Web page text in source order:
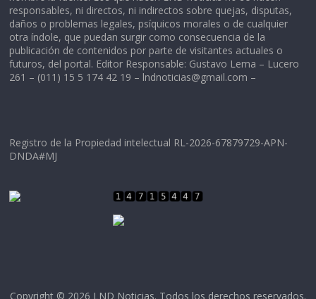
responsables, ni directos, ni indirectos sobre quejas, disputas,
daños o problemas legales, psíquicos morales o de cualquier
otra índole, que puedan surgir como consecuencia de la
publicación de contenidos por parte de visitantes actuales o
futuros, del portal. Editor Responsable: Gustavo Lema – Lucero
261 – (011) 15 5 174 42 19 – lndnoticias@gmail.com –
Registro de la Propiedad intelectual RL-2026-67879729-APN-
DNDA#MJ
Copyright © 2026 LND Noticias. Todos los derechos reservados.